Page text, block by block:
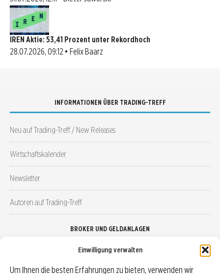
Einwilligung verwalten
Um Ihnen die besten Erfahrungen zu bieten, verwenden wir
IREN Aktie: 53,41 Prozent unter Rekordhoch
28.07.2026, 09:12 • Felix Baarz
INFORMATIONEN ÜBER TRADING-TREFF
Neu auf Trading-Treff / New Releases
Wirtschaftskalender
Newsletter
Autoren auf Trading-Treff
BROKER UND GELDANLAGEN